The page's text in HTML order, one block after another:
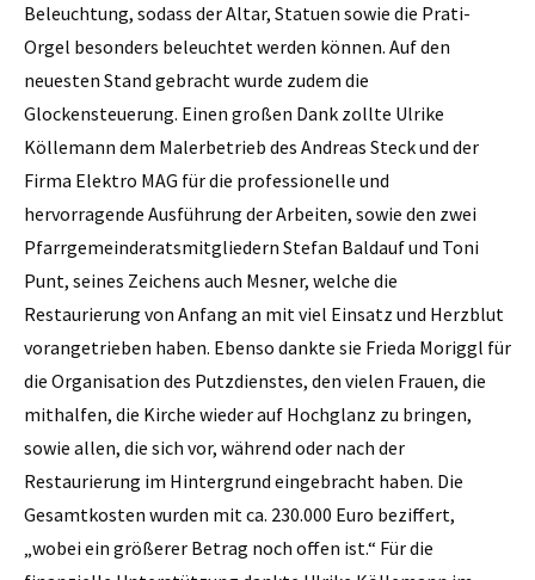
Beleuchtung, sodass der Altar, Statuen sowie die Prati-
Orgel besonders beleuchtet werden können. Auf den
neuesten Stand gebracht wurde zudem die
Glockensteuerung. Einen großen Dank zollte Ulrike
Köllemann dem Malerbetrieb des Andreas Steck und der
Firma Elektro MAG für die professionelle und
hervorragende Ausführung der Arbeiten, sowie den zwei
Pfarrgemeinderatsmitgliedern Stefan Baldauf und Toni
Punt, seines Zeichens auch Mesner, welche die
Restaurierung von Anfang an mit viel Einsatz und Herzblut
vorangetrieben haben. Ebenso dankte sie Frieda Moriggl für
die Organisation des Putzdienstes, den vielen Frauen, die
mithalfen, die Kirche wieder auf Hochglanz zu bringen,
sowie allen, die sich vor, während oder nach der
Restaurierung im Hintergrund eingebracht haben. Die
Gesamtkosten wurden mit ca. 230.000 Euro beziffert,
„wobei ein größerer Betrag noch offen ist.“ Für die